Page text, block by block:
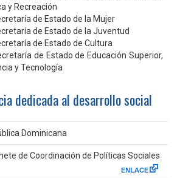
y Recreación
de Estado de la Mujer
de Estado de la Juventud
de Estado de Cultura
de Estado de Educación Superior,
y Tecnología
dedicada al desarrollo social
Dominicana
de Coordinación de Políticas Sociales